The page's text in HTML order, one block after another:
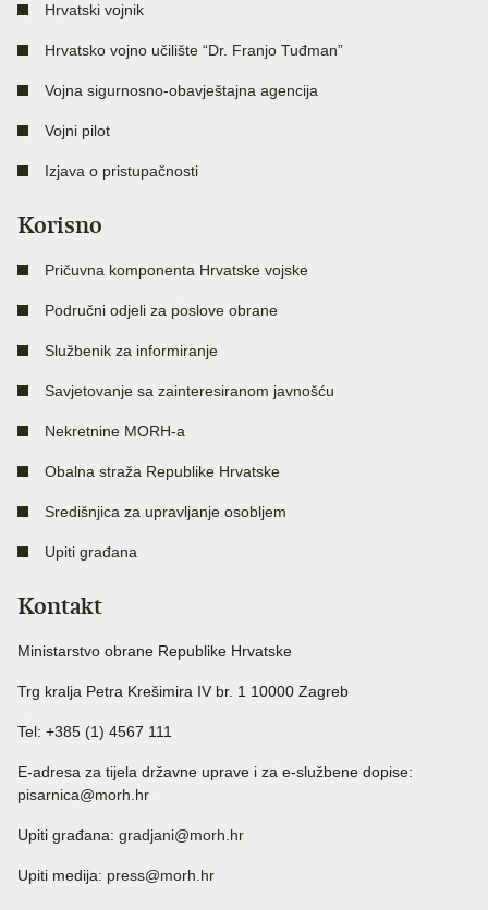
Hrvatski vojnik
Hrvatsko vojno učilište “Dr. Franjo Tuđman”
Vojna sigurnosno-obavještajna agencija
Vojni pilot
Izjava o pristupačnosti
Korisno
Pričuvna komponenta Hrvatske vojske
Područni odjeli za poslove obrane
Službenik za informiranje
Savjetovanje sa zainteresiranom javnošću
Nekretnine MORH-a
Obalna straža Republike Hrvatske
Središnjica za upravljanje osobljem
Upiti građana
Kontakt
Ministarstvo obrane Republike Hrvatske
Trg kralja Petra Krešimira IV br. 1 10000 Zagreb
Tel: +385 (1) 4567 111
E-adresa za tijela državne uprave i za e-službene dopise:
pisarnica@morh.hr
Upiti građana: gradjani@morh.hr
Upiti medija: press@morh.hr